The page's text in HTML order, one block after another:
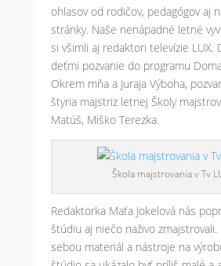
ohlasov od rodičov, pedagógov aj
stránky. Naše nenápadné letné
si všimli aj redaktori televízie LUX.
deťmi pozvanie do programu
Okrem mňa a Juraja Výboha,
štyria majstriz letnej Školy
Matúš, Miško Terezka.
Škola majstrovania v Tv
Redaktorka Maťa Jokelová nás
štúdiu aj niečo naživo
sebou materiál a nástroje na